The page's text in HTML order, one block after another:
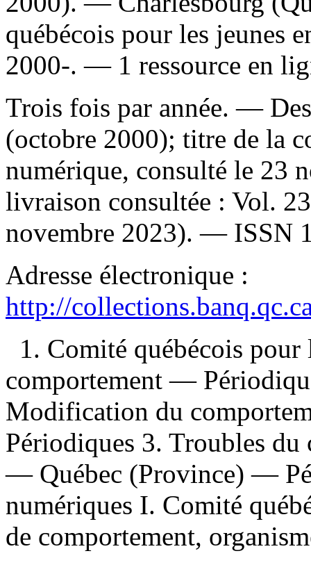
québécois pour les jeunes
2000-. — 1 ressource en
Trois fois par année. —
(octobre 2000); titre de la
numérique, consulté le 23
livraison consultée : Vol.
novembre 2023). — ISSN
Adresse électronique :
http://
1. Comité québécois
comportement —
Modification du
Périodiques 3. Troubles du
— Québec (Province) —
numériques I. Comité
de comportement,